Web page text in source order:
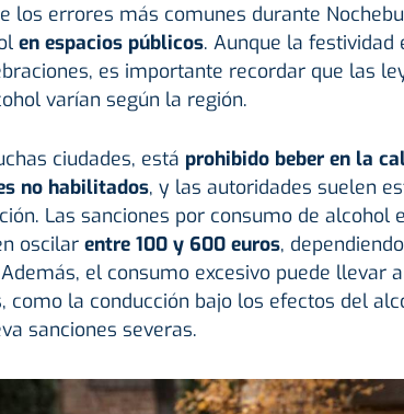
los errores más comunes durante
en espacios públicos. Aunque la festividad
es importante recordar que las
varían según la región.
ciudades, está prohibido beber en la
no habilitados, y las autoridades suelen
Las sanciones por consumo de alcohol
oscilarentre 100 y 600 euros,
el consumo excesivo puede llevar
como la conducción bajo los efectos del
sanciones severas.